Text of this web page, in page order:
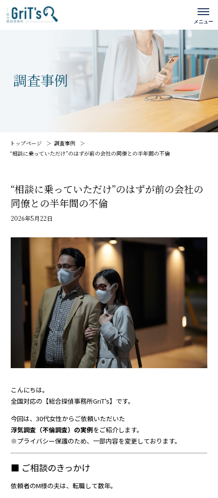
トップページ
調査事例
“相談に乗っていただけ”のはずが――前の会社の同僚との半年間の不倫
“相談に乗っていただけ”のはずが――前の会社の
同僚との半年間の不倫
2026年5月22日
こんにちは。
全国対応の【総合探偵事務所GriT’s】です。
今回は、30代女性からご依頼いただいた
浮気調査（不倫調査）の実例をご紹介します。
※プライバシー保護のため、一部内容を変更しております。
■ ご相談のきっかけ
依頼者のM様の夫は、転職して数年。